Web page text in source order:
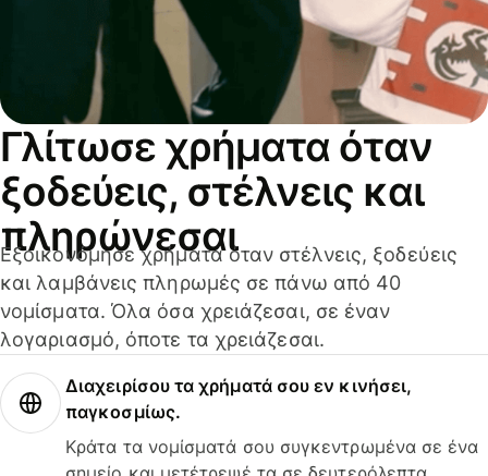
Γλίτωσε χρήματα όταν
ξοδεύεις, στέλνεις και
πληρώνεσαι
Εξοικονόμησε χρήματα όταν στέλνεις, ξοδεύεις
και λαμβάνεις πληρωμές σε πάνω από 40
νομίσματα. Όλα όσα χρειάζεσαι, σε έναν
λογαριασμό, όποτε τα χρειάζεσαι.
Διαχειρίσου τα χρήματά σου εν κινήσει,
παγκοσμίως.
Κράτα τα νομίσματά σου συγκεντρωμένα σε ένα